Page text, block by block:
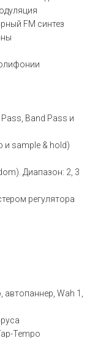
FM синтез
Band Pass и
и sample & hold)
Диапазон: 2, 3
регулятора
Wah 1,
Tempo